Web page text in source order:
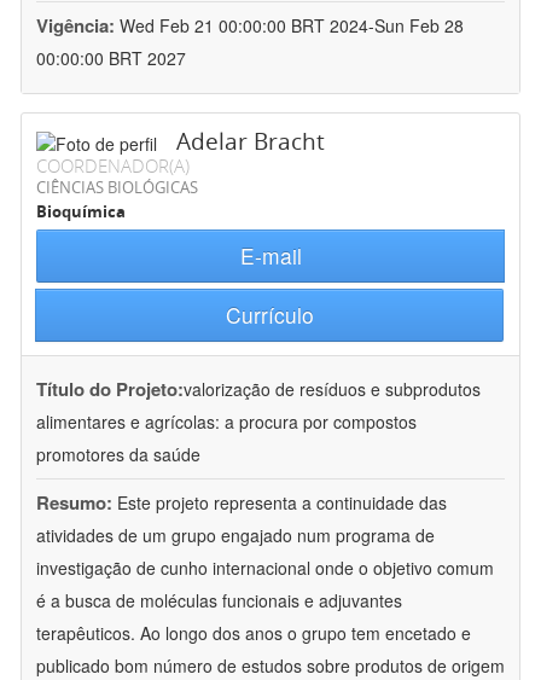
Vigência: Wed Feb 21 00:00:00 BRT 2024-Sun Feb 28
00:00:00 BRT 2027
Adelar Bracht
COORDENADOR(A)
CIÊNCIAS BIOLÓGICAS
Bioquímica
E-mail
Currículo
Título do Projeto:valorização de resíduos e subprodutos
alimentares e agrícolas: a procura por compostos
promotores da saúde
Resumo: Este projeto representa a continuidade das
atividades de um grupo engajado num programa de
investigação de cunho internacional onde o objetivo comum
é a busca de moléculas funcionais e adjuvantes
terapêuticos. Ao longo dos anos o grupo tem encetado e
publicado bom número de estudos sobre produtos de origem